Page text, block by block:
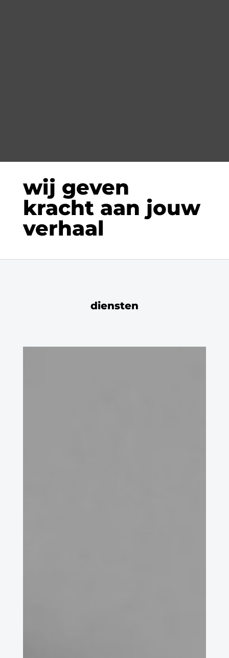
wij geven
kracht aan jouw
verhaal
diensten